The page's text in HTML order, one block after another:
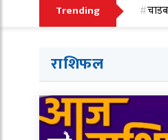
खेलकुद
Trending
राशिफल